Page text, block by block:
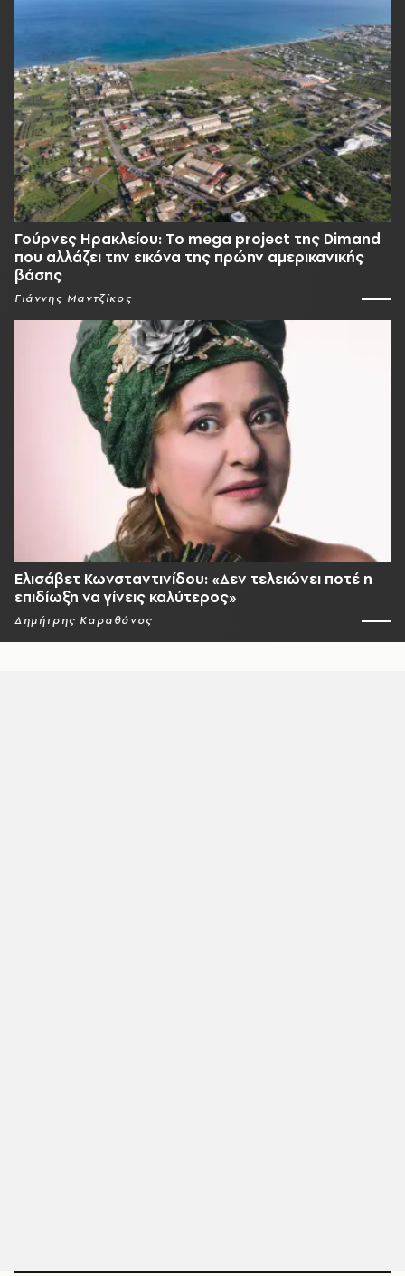
Γούρνες Ηρακλείου: To mega project της Dimand
που αλλάζει την εικόνα της πρώην αμερικανικής
βάσης
Γιάννης Μαντζίκος
Ελισάβετ Κωνσταντινίδου: «Δεν τελειώνει ποτέ η
επιδίωξη να γίνεις καλύτερος»
Δημήτρης Καραθάνος